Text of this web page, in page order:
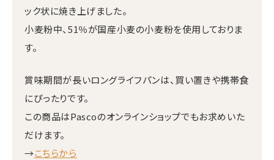
ック状に焼き上げました。
小麦粉中、51％が国産小麦の小麦粉を使用しておりま
す。
賞味期間が長いロングライフパンは、買い置きや携帯食
にぴったりです。
この商品はPascoのオンラインショップでもお求めいた
だけます。
→こちらから